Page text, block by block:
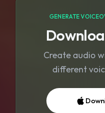
GENERATE
Create audio
different